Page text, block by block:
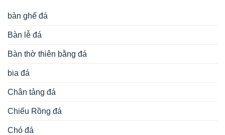
bàn ghế đá
Bàn lễ đá
Bàn thờ thiên bằng đá
bia đá
Chân tảng đá
Chiếu Rồng đá
Chó đá